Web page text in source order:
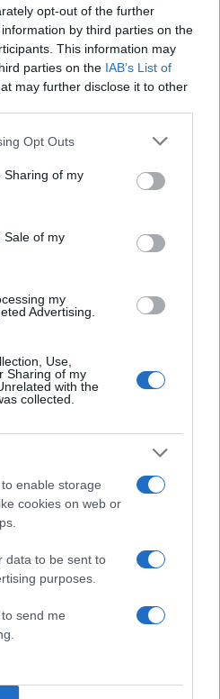
opt-out of the further
by third parties on the
This information may
parties on the IAB’s List of
may further disclose it to other
app uses one or more Google
behaviour. You may click to
and its third-party tags to
purposes in below Google
Opt Outs
Sharing of my
Sale of my
my
Advertising.
Use,
Sharing of my
with the
collected.
enable storage
cookies on web or
data to be sent to
purposes.
send me
και Αλεξάνδρα
με πολυτελές γιοτ
Φισκάρδο και τους
Μέσι – Πέθανε ο
Βούλας για να
τον γιο τους
λέει ο γιος του
στην Ελπίδα
«Καρυστιανού,
μετέτρεψαν το
αρχηγικό κόμμα»
αληθινό -
τακτικά ραντεβού του
του νοσοκομείου
το μηχανάκι του
μειώσεις τιμών –
εθνική πρωτοβουλία,
ο πρώτος
του κόμματος –